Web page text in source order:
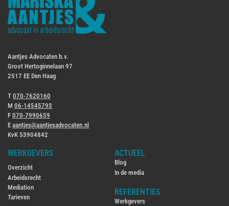
Aantjes Advocaten b.v.
Groot Hertoginnelaan 97
2517 EE Den Haag
T 070-7620160
M 06-14545793
F 070-7990659
E aantjes@aantjesadvocaten.nl
KvK 53904842
WERKGEVERS
Overzicht
Arbeidsrecht
Mediation
Tarieven
ACTUEEL
Blog
In de media
REFERENTIES
Werkgevers